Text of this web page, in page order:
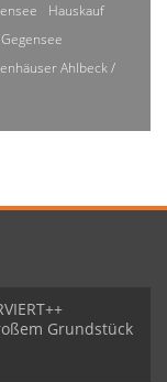
Hauskauf
Ahlbeck /
Grundstück